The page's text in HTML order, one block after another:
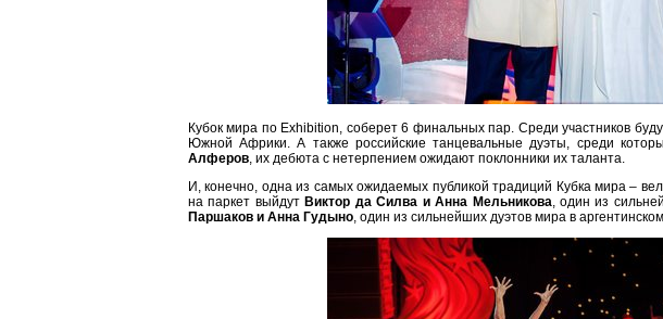
Кубок мира по Exhibition, соберет 6 финальных пар. Среди участников
Южной Африки. А также российские танцевальные дуэты, среди
Алферов, их дебюта с нетерпением ожидают поклонники их таланта.
И, конечно, одна из самых ожидаемых публикой традиций Кубка мира –
на паркет выйдут Виктор да Силва и Анна Мельникова, один из
Паршаков и Анна Гудыно, один из сильнейших дуэтов мира в